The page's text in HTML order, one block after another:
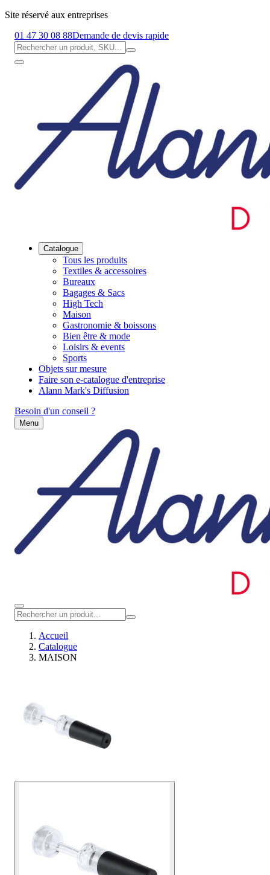
Site réservé aux entreprises
01 47 30 08 88Demande de devis rapide
Catalogue
Tous les produits
Textiles & accessoires
Bureaux
Bagages & Sacs
High Tech
Maison
Gastronomie & boissons
Bien être & mode
Loisirs & events
Sports
Objets sur mesure
Faire son e-catalogue d'entreprise
Alann Mark's Diffusion
Besoin d'un conseil ?
Menu
Accueil
Catalogue
MAISON